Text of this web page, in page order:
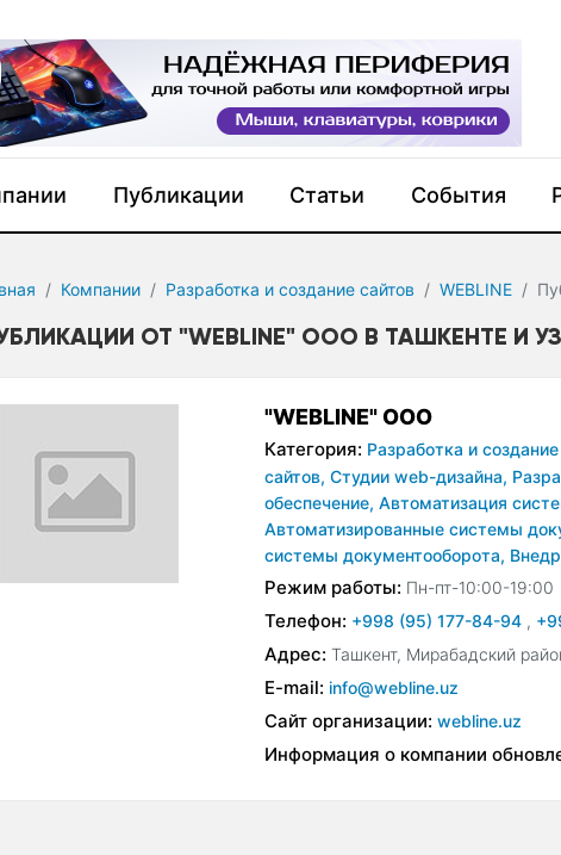
Публикации Статьи События
Компании Разработка и создание сайтов WEBLINE
ОТ "WEBLINE" OOO В ТАШКЕНТЕ И
"WEBLINE" OOO
Категория: Разработка и
сайтов, Студии web-дизайна,
обеспечение, Автоматизация
Автоматизированные системы
системы документооборота,
Режим работы: Пн-пт-10:00-19:00
Телефон: +998 (95) 177-84-94 ,
Адрес: Ташкент, Мирабадский
E-mail: info@webline.uz
Сайт организации: webline.uz
Информация о компании